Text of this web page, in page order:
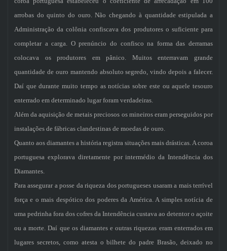
arrobas do quinto do ouro. Não chegando à quantidade estipulada a
Administração da colônia confiscava dos produtores o suficiente para
completar a carga. O prenúncio do confisco na forma das derramas
colocava os produtores em pânico. Muitos enterravam grande
quantidade de ouro mantendo absoluto segredo, vindo depois a falecer.
Daí que durante muito tempo as notícias sobre este ou aquele tesouro
enterrado em determinado lugar foram verdadeiras.
Além da aquisição de metais preciosos os mineiros eram perseguidos por
instalações de fábricas clandestinas de moedas de ouro.
Quanto aos diamantes a história registra situações mais drásticas. A coroa
portuguesa explorava diretamente por intermédio da Intendência dos
Diamantes.
Para assegurar a posse da riqueza dos portugueses usaram a mais terrível
força e o mais despótico dos poderes da América. A simples notícia de
uma pedrinha fora dos cofres da Intendência custava ao detentor o açoite
ou a morte. Daí que os diamantes e outras riquezas eram enterrados em
lugares secretos, como atesta o bilhete do padre Brasão, deixado no